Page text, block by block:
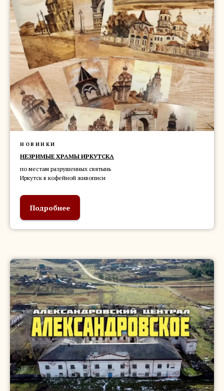
НОВИНКИ
НЕЗРИМЫЕ ХРАМЫ ИРКУТСКА
по местам разрушенных святынь
Иркутск в кофейной живописи
Подробнее